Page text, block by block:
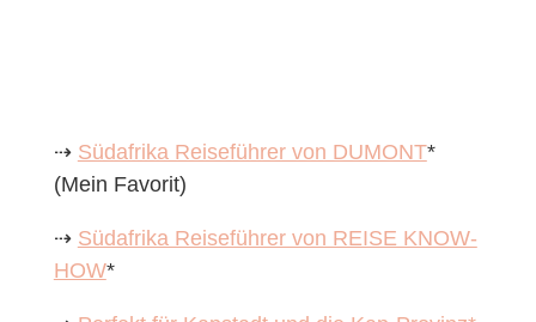
⇢ Südafrika Reiseführer von DUMONT*
(Mein Favorit)
⇢ Südafrika Reiseführer von REISE KNOW-
HOW*